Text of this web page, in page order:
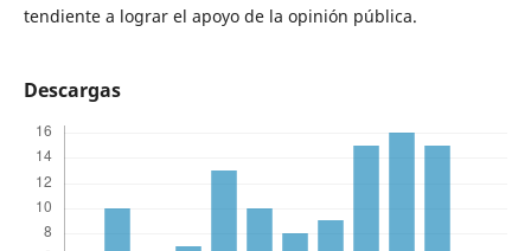
tendiente a lograr el apoyo de la opinión pública.
Descargas